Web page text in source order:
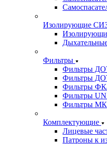
Изолирующие
Фильтры
Фильтры
Фильтры
Фильтры
Фильтры
Фильтры МК
Комплектующие
Лицевые
Патроны к